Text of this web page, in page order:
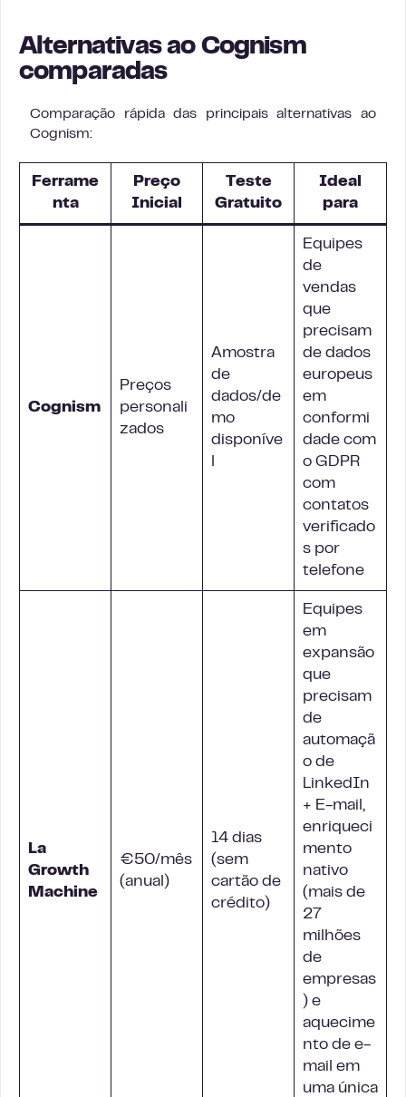
Alternativas ao Cognism
comparadas
Comparação rápida das principais alternativas ao
Cognism:
Ferrame
nta
Preço
Inicial
Teste
Gratuito
Ideal
para
Cognism
Preços
personali
zados
Amostra
de
dados/de
mo
disponíve
Equipes
de
vendas
que
precisam
de dados
europeus
em
conformi
dade com
o GDPR
com
contatos
verificado
s por
telefone
La
Growth
Machine
€50/mês
(anual)
14 dias
(sem
cartão de
crédito)
Equipes
em
expansão
que
precisam
de
automaçã
o de
LinkedIn
+ E-mail,
enriqueci
mento
nativo
(mais de
27
milhões
de
empresas
) e
aquecime
nto de e-
mail em
uma única